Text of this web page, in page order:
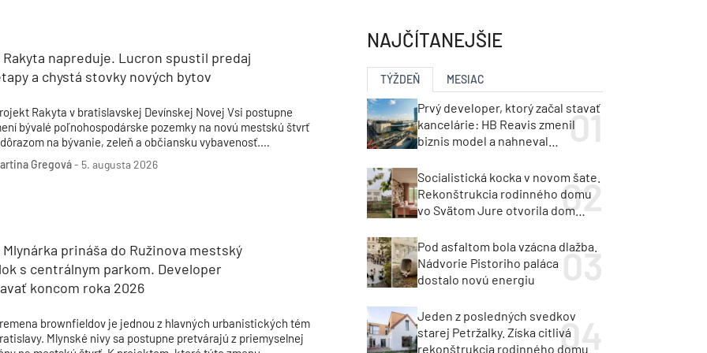
Manažérsky kurz Milan Murcka
napreduje. Lucron spustil predaj
a chystá stovky nových bytov
Rakyta v bratislavskej Devínskej Novej Vsi postupne
bývalé poľnohospodárske pozemky na novú mestskú štvrť
na bývanie, zeleň a občiansku vybavenosť.
od spoločnosti Lucron sa rozvíja po etapách,
do územia prinesie stovky nových bytov aj verejné
Gregová- 5. augusta 2026
prináša do Ružinova mestský
s centrálnym parkom. Developer
koncom roka 2026
brownfieldov je jednou z hlavných urbanistických tém
Mlynské nivy sa postupne pretvárajú z priemyselnej
NAJČÍTANEJŠIE
TÝŽDEŇ MESIAC
Prvý developer, ktorý začal stavať
kancelárie: HB Reavis zmenil
biznis model a nahneval
Socialistická kocka v novom šate.
Rekonštrukcia rodinného domu
vo Svätom Jure otvorila dom
Pod asfaltom bola vzácna dlažba.
Nádvorie Pistoriho paláca
dostalo novú energiu
Jeden z posledných svedkov
starej Petržalky. Získa citlivá
rekonštrukcia rodinného domu